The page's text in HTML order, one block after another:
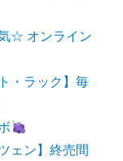
☆ オンライン
・ラック】毎
ェン】終売間